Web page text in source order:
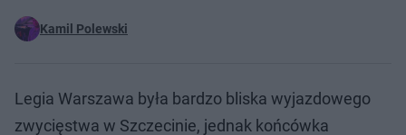
Kamil Polewski
Legia Warszawa była bardzo bliska wyjazdowego
zwycięstwa w Szczecinie, jednak końcówka